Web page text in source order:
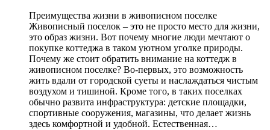
Преимущества жизни в живописном поселке
Живописный поселок – это не просто место для жизни,
это образ жизни. Вот почему многие люди мечтают о
покупке коттеджа в таком уютном уголке природы.
Почему же стоит обратить внимание на коттедж в
живописном поселке? Во-первых, это возможность
жить вдали от городской суеты и наслаждаться чистым
воздухом и тишиной. Кроме того, в таких поселках
обычно развита инфраструктура: детские площадки,
спортивные сооружения, магазины, что делает жизнь
здесь комфортной и удобной. Естественная…